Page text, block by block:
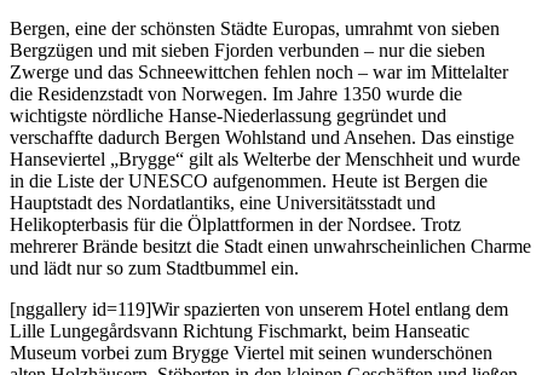
Bergen, eine der schönsten Städte Europas, umrahmt von sieben
Bergzügen und mit sieben Fjorden verbunden – nur die sieben
Zwerge und das Schneewittchen fehlen noch – war im Mittelalter
die Residenzstadt von Norwegen. Im Jahre 1350 wurde die
wichtigste nördliche Hanse-Niederlassung gegründet und
verschaffte dadurch Bergen Wohlstand und Ansehen. Das einstige
Hanseviertel „Brygge“ gilt als Welterbe der Menschheit und wurde
in die Liste der UNESCO aufgenommen. Heute ist Bergen die
Hauptstadt des Nordatlantiks, eine Universitätsstadt und
Helikopterbasis für die Ölplattformen in der Nordsee. Trotz
mehrerer Brände besitzt die Stadt einen unwahrscheinlichen Charme
und lädt nur so zum Stadtbummel ein.
[nggallery id=119]Wir spazierten von unserem Hotel entlang dem
Lille Lungegårdsvann Richtung Fischmarkt, beim Hanseatic
Museum vorbei zum Brygge Viertel mit seinen wunderschönen